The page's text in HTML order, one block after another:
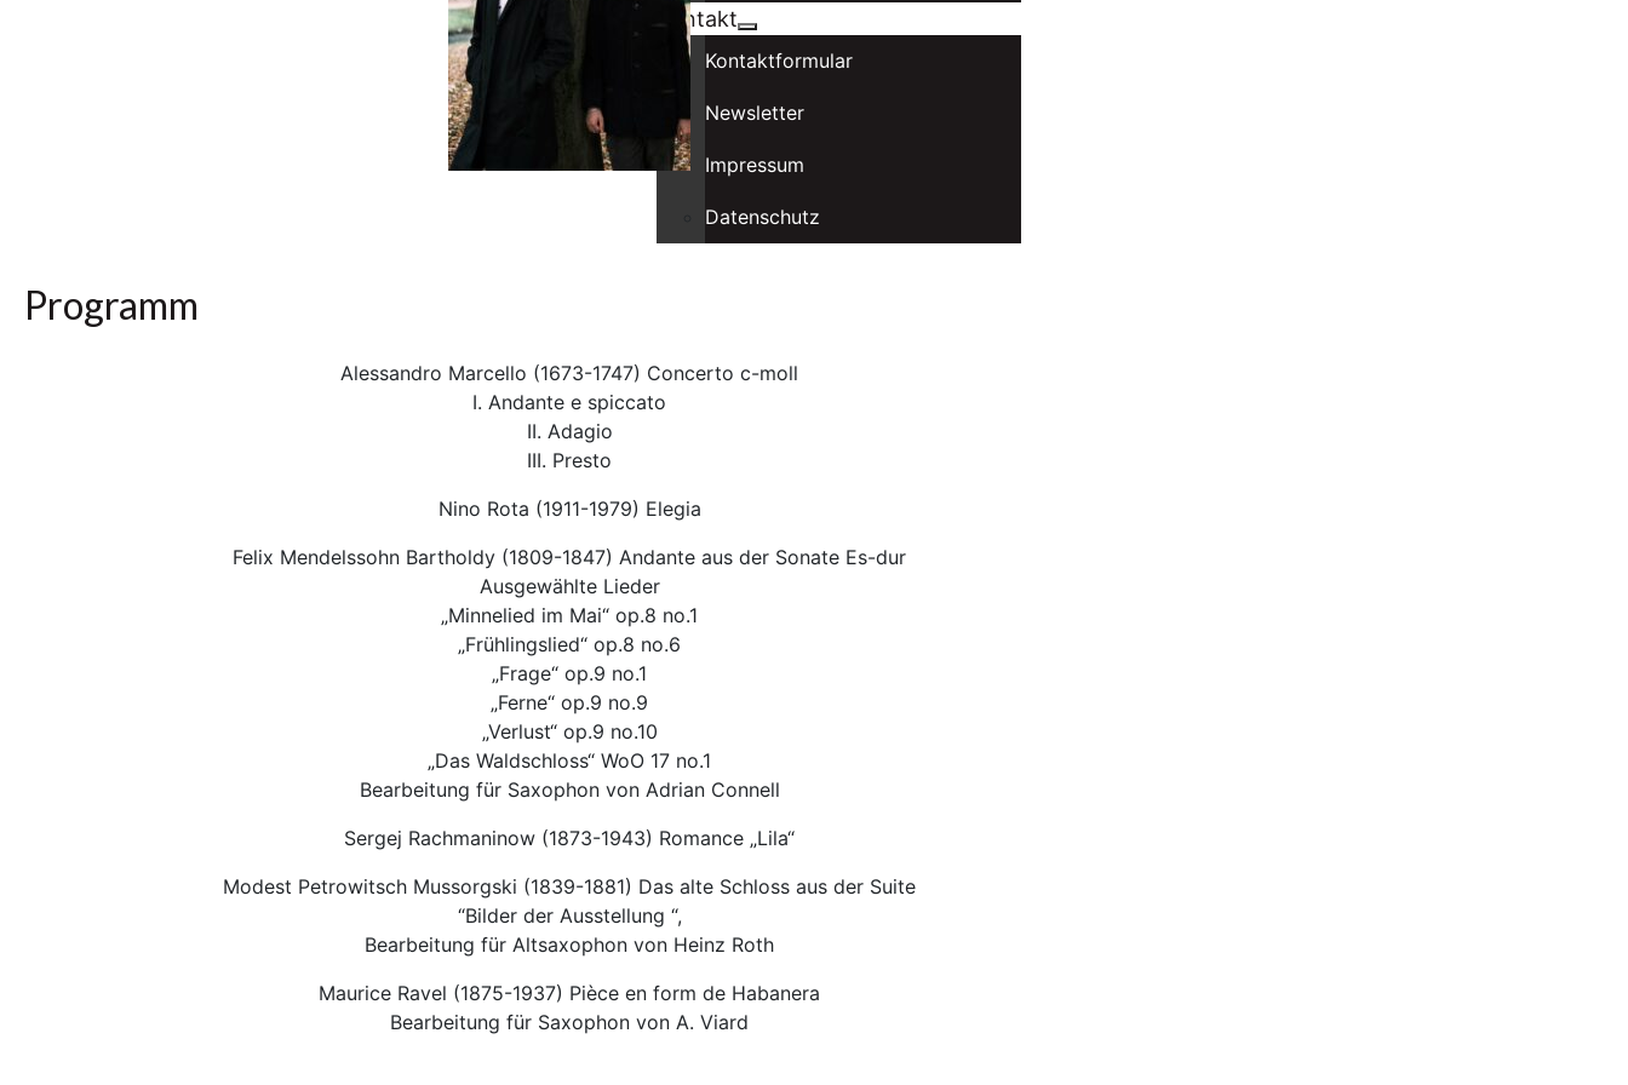
Kontakt
Kontaktformular
Newsletter
Impressum
Datenschutz
Programm
Alessandro Marcello (1673-1747) Concerto c-moll
I. Andante e spiccato
II. Adagio
III. Presto
Nino Rota (1911-1979) Elegia
Felix Mendelssohn Bartholdy (1809-1847) Andante aus der Sonate Es-dur
Ausgewählte Lieder
„Minnelied im Mai“ op.8 no.1
„Frühlingslied“ op.8 no.6
„Frage“ op.9 no.1
„Ferne“ op.9 no.9
„Verlust“ op.9 no.10
„Das Waldschloss“ WoO 17 no.1
Bearbeitung für Saxophon von Adrian Connell
Sergej Rachmaninow (1873-1943) Romance „Lila“
Modest Petrowitsch Mussorgski (1839-1881) Das alte Schloss aus der Suite
“Bilder der Ausstellung “,
Bearbeitung für Altsaxophon von Heinz Roth
Maurice Ravel (1875-1937) Pièce en form de Habanera
Bearbeitung für Saxophon von A. Viard